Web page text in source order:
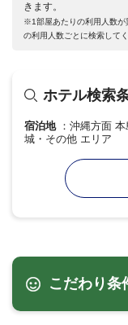
きます。
※1部屋あたりの利用人数が
の利用人数ごとに検索してく
ホテル検索
宿泊地
沖縄方面
城・その他 エリア
こだわり条